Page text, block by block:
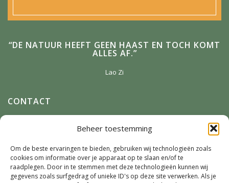
Beheer toestemming
Om de beste ervaringen te bieden, gebruiken wij technologieën zoals
cookies om informatie over je apparaat op te slaan en/of te
raadplegen. Door in te stemmen met deze technologieën kunnen wij
gegevens zoals surfgedrag of unieke ID's op deze site verwerken. Als je
“DE NATUUR HEEFT GEEN HAAST EN TOCH KOMT
ALLES AF.”
Lao Zi
CONTACT
E-mail:Winterman.kunstnatuur@live.nl
Telefoon:0641124587